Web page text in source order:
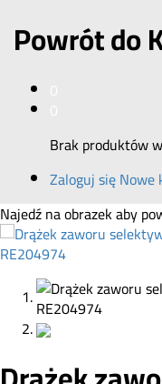
Powrót do
Brak produktów
Zaloguj sięNowe
Najedź na obrazek aby